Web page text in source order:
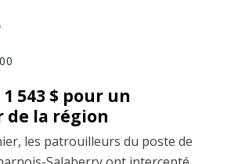
543 $ pour un
de la région
les patrouilleurs du poste de